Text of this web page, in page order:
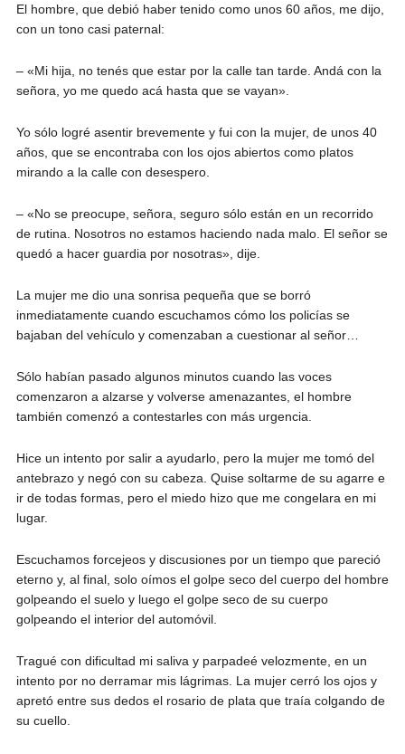
El hombre, que debió haber tenido como unos 60 años, me dijo,
con un tono casi paternal:
– «Mi hija, no tenés que estar por la calle tan tarde. Andá con la
señora, yo me quedo acá hasta que se vayan».
Yo sólo logré asentir brevemente y fui con la mujer, de unos 40
años, que se encontraba con los ojos abiertos como platos
mirando a la calle con desespero.
– «No se preocupe, señora, seguro sólo están en un recorrido
de rutina. Nosotros no estamos haciendo nada malo. El señor se
quedó a hacer guardia por nosotras», dije.
La mujer me dio una sonrisa pequeña que se borró
inmediatamente cuando escuchamos cómo los policías se
bajaban del vehículo y comenzaban a cuestionar al señor…
Sólo habían pasado algunos minutos cuando las voces
comenzaron a alzarse y volverse amenazantes, el hombre
también comenzó a contestarles con más urgencia.
Hice un intento por salir a ayudarlo, pero la mujer me tomó del
antebrazo y negó con su cabeza. Quise soltarme de su agarre e
ir de todas formas, pero el miedo hizo que me congelara en mi
lugar.
Escuchamos forcejeos y discusiones por un tiempo que pareció
eterno y, al final, solo oímos el golpe seco del cuerpo del hombre
golpeando el suelo y luego el golpe seco de su cuerpo
golpeando el interior del automóvil.
Tragué con dificultad mi saliva y parpadeé velozmente, en un
intento por no derramar mis lágrimas. La mujer cerró los ojos y
apretó entre sus dedos el rosario de plata que traía colgando de
su cuello.